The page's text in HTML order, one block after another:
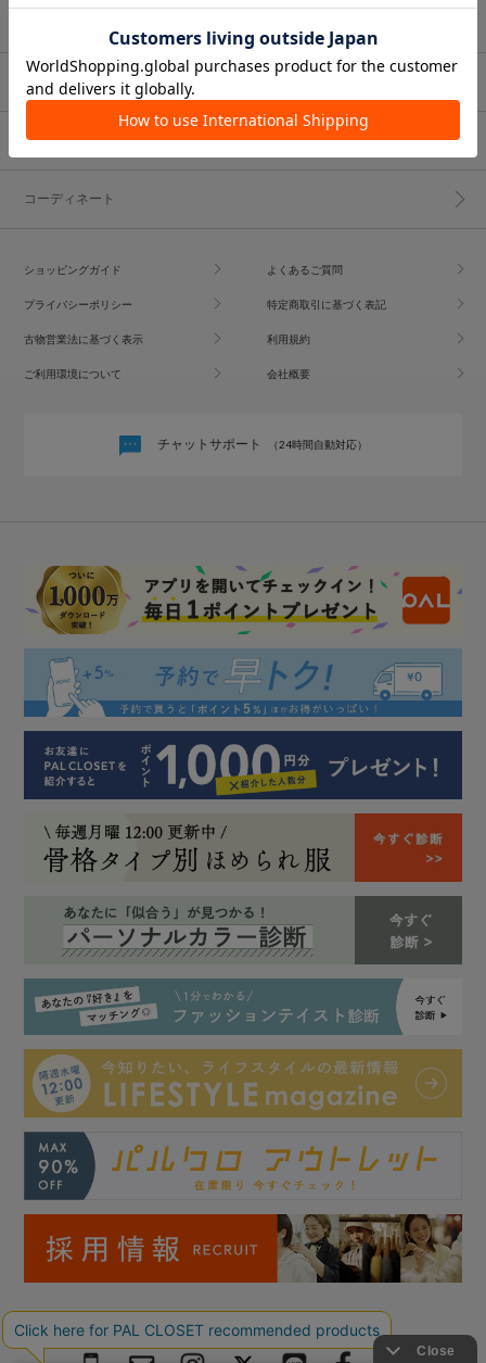
ブランド一覧
ショップブログ
コーディネート
ショッピングガイド よくあるご質問
プライバシーポリシー 特定商取引に基づく表記
古物営業法に基づく表示 利用規約
ご利用環境について 会社概要
チャットサポート （24時間自動対応）